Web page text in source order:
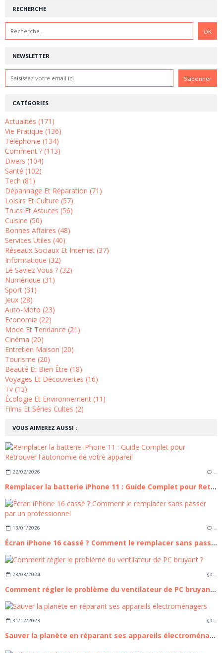
NEWSLETTER
RECHERCHE
VOUS AIMEREZ AUSSI :
22/02/2026
Remplacer la batterie iPhone 11 : Guide Complet pour Retrouver l'autonomie de votre appareil
13/01/2026 …
Écran iPhone 16 cassé ? Comment le remplacer sans passer par un professionnel
23/03/2024 …
Comment régler le problème du ventilateur de PC bruyant ?
31/12/2023 …
Sauver la planète en réparant ses appareils électroménagers
CATÉGORIES
Actualités (171)
Vie Pratique (136)
Téléphonie (134)
Comment ? (113)
Divers (104)
Santé (102)
Tech (81)
Dépannage Et Réparation (71)
Loisirs Et Culture (57)
Trucs Et Astuces (56)
Cuisine (50)
Bonnes Affaires (48)
Services Utiles (40)
Réseaux Sociaux Et Internet (37)
Informatique (32)
Le Saviez Vous ? (32)
Numérique (31)
Sport (31)
Jeux (28)
Auto-Moto (23)
Economie (22)
Mode Et Tendance (21)
Cinéma (20)
Entretien Maison (20)
Tourisme (20)
Beauté Et Bien Être (18)
Voyages Et Découvertes (16)
Tv (13)
Écologie Et Environnement (11)
Films Et Séries Cultes (2)